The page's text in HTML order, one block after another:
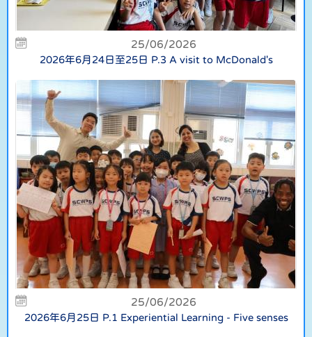
25/06/2026
2026年6月24日至25日 P.3 A visit to McDonald's
25/06/2026
2026年6月25日 P.1 Experiential Learning - Five senses